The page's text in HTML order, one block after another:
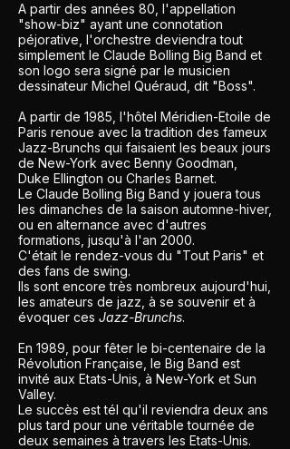
A partir des années 80, l'appellation
"show-biz" ayant une connotation
péjorative, l'orchestre deviendra tout
simplement le Claude Bolling Big Band et
son logo sera signé par le musicien
dessinateur Michel Quéraud, dit "Boss".
A partir de 1985, l'hôtel Méridien-Etoile de
Paris renoue avec la tradition des fameux
Jazz-Brunchs qui faisaient les beaux jours
de New-York avec Benny Goodman,
Duke Ellington ou Charles Barnet.
Le Claude Bolling Big Band y jouera tous
les dimanches de la saison automne-hiver,
ou en alternance avec d'autres
formations, jusqu'à l'an 2000.
C'était le rendez-vous du "Tout Paris" et
des fans de swing.
Ils sont encore très nombreux aujourd'hui,
les amateurs de jazz, à se souvenir et à
évoquer ces Jazz-Brunchs.
En 1989, pour fêter le bi-centenaire de la
Révolution Française, le Big Band est
invité aux Etats-Unis, à New-York et Sun
Valley.
Le succès est tél qu'il reviendra deux ans
plus tard pour une véritable tournée de
deux semaines à travers les Etats-Unis.